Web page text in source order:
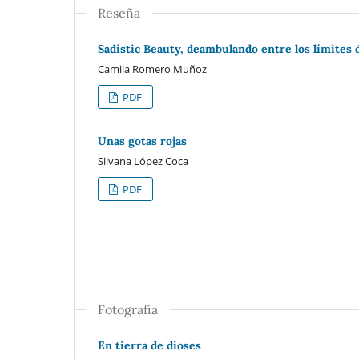
Reseña
Sadistic Beauty, deambulando entre los límites
Camila Romero Muñoz
PDF
Unas gotas rojas
Silvana López Coca
PDF
Fotografía
En tierra de dioses